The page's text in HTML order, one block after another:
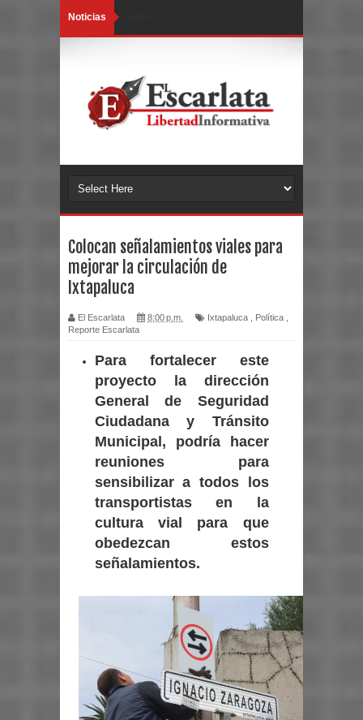
Noticias
Colocan señalamientos viales para
mejorar la circulación de
Ixtapaluca
El Escarlata 8:00 p.m. Ixtapaluca Política
Reporte Escarlata
Para fortalecer este
proyecto la dirección
General de Seguridad
Ciudadana y Tránsito
Municipal, podría hacer
reuniones para
sensibilizar a todos los
transportistas en la
cultura vial para que
obedezcan estos
señalamientos.